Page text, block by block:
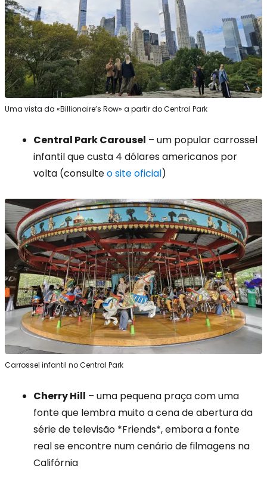
Uma vista da «Billionaire’s Row» a partir do Central Park
Central Park Carousel – um popular carrossel
infantil que custa 4 dólares americanos por
volta (consulteo site oficial)
Carrossel infantil no Central Park
Cherry Hill – uma pequena praça com uma
fonte que lembra muito a cena de abertura da
série de televisão *Friends*, embora a fonte
real se encontre num cenário de filmagens na
Califórnia